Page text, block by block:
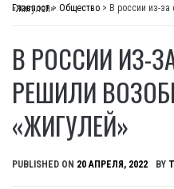
Главпост> Общество >
В россии из-за санкций решили возобновить выпуск «Жигулей»
В РОССИИ ИЗ-
РЕШИЛИ
«ЖИГУЛЕЙ»
PUBLISHED ON 20 АПРЕЛЯ, 2022 BY